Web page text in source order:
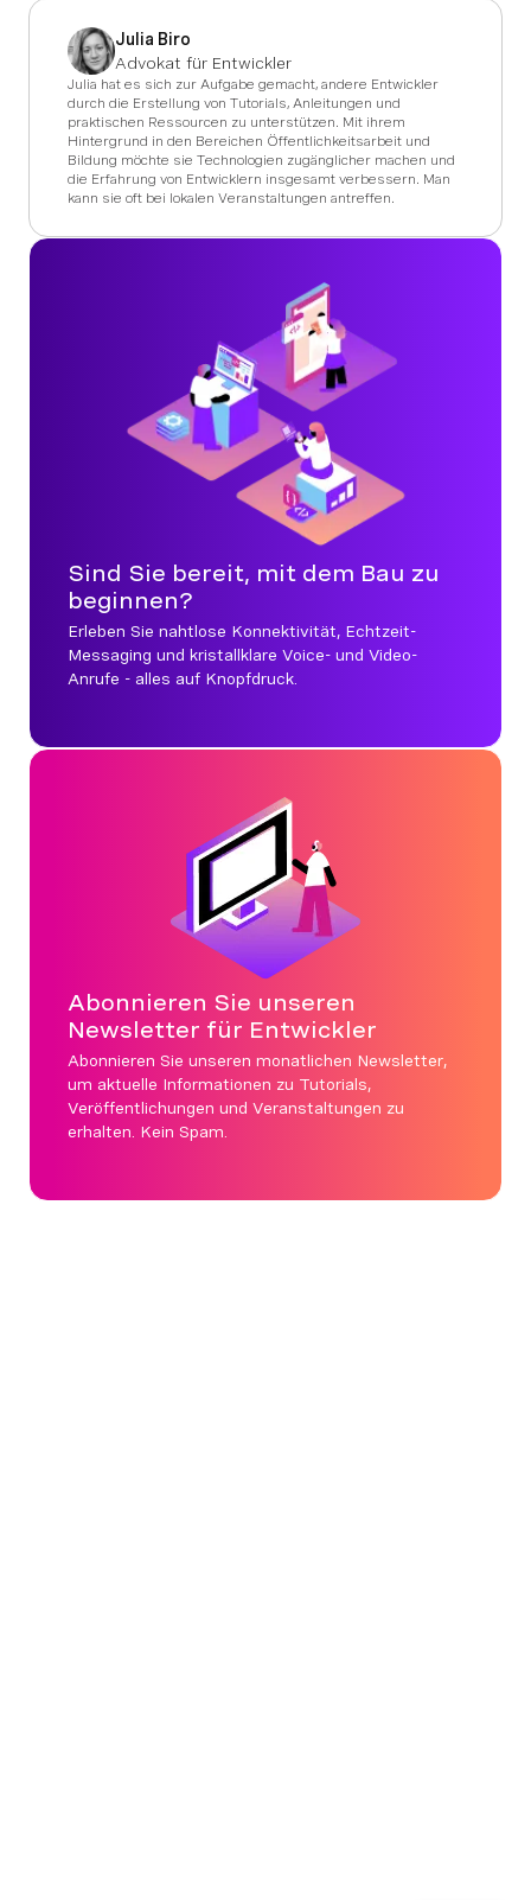
Julia Biro
Advokat für Entwickler
Julia hat es sich zur Aufgabe gemacht, andere Entwickler
durch die Erstellung von Tutorials, Anleitungen und
praktischen Ressourcen zu unterstützen. Mit ihrem
Hintergrund in den Bereichen Öffentlichkeitsarbeit und
Bildung möchte sie Technologien zugänglicher machen und
die Erfahrung von Entwicklern insgesamt verbessern. Man
kann sie oft bei lokalen Veranstaltungen antreffen.
Sind Sie bereit, mit dem Bau zu
beginnen?
Erleben Sie nahtlose Konnektivität, Echtzeit-
Messaging und kristallklare Voice- und Video-
Anrufe - alles auf Knopfdruck.
Abonnieren Sie unseren
Newsletter für Entwickler
Abonnieren Sie unseren monatlichen Newsletter,
um aktuelle Informationen zu Tutorials,
Veröffentlichungen und Veranstaltungen zu
erhalten. Kein Spam.